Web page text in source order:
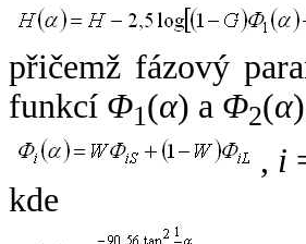
přičemž fázový
funkcí Φ1(α) a Φ2(α
, i
kde